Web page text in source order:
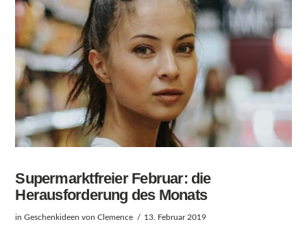
BEITRAG LESEN
Supermarktfreier Februar: die
Herausforderung des Monats
inGeschenkideen von Clemence 13. Februar 2019